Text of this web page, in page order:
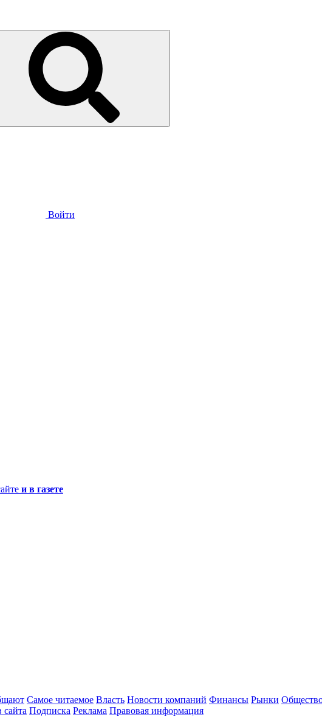
Войти
и в газете
Самое читаемое Власть Новости компаний Финансы Рынки
Подписка Реклама Правовая информация